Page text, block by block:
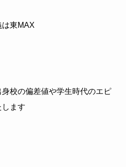
は東MAX
校の偏差値や学生時代のエピ
します